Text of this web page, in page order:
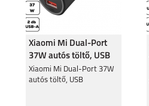
MI 11T
Xiaomi Mi Dual-Port
37W autós töltő, USB
Xiaomi Mi Dual-Port 37W
autós töltő, USB